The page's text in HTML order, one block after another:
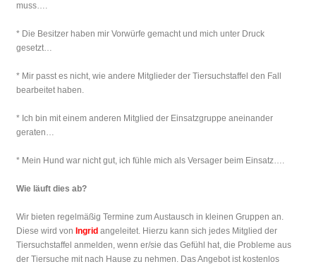
muss….
* Die Besitzer haben mir Vorwürfe gemacht und mich unter Druck
gesetzt…
* Mir passt es nicht, wie andere Mitglieder der Tiersuchstaffel den Fall
bearbeitet haben.
* Ich bin mit einem anderen Mitglied der Einsatzgruppe aneinander
geraten…
* Mein Hund war nicht gut, ich fühle mich als Versager beim Einsatz….
Wie läuft dies ab?
Wir bieten regelmäßig Termine zum Austausch in kleinen Gruppen an.
Diese wird von Ingrid angeleitet. Hierzu kann sich jedes Mitglied der
Tiersuchstaffel anmelden, wenn er/sie das Gefühl hat, die Probleme aus
der Tiersuche mit nach Hause zu nehmen. Das Angebot ist kostenlos